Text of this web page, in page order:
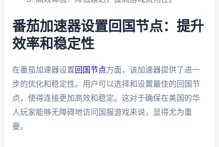
番茄加速器设置回国节点：提升
效率和稳定性
在番茄加速器设置回国节点方面，该加速器提供了进一
步的优化和稳定性。用户可以选择和设置最佳的回国节
点，使得连接更加高效和稳定。这对于确保在美国的华
人玩家能够无障碍地访问国服游戏来说，显得尤为重
要。